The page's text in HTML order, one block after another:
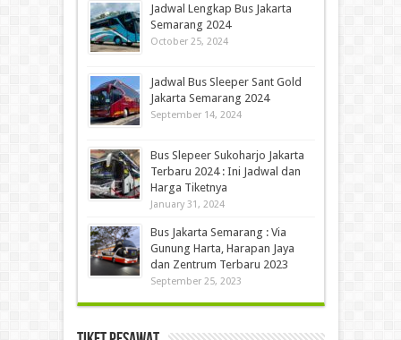
Jadwal Lengkap Bus Jakarta
Semarang 2024
October 25, 2024
Jadwal Bus Sleeper Sant Gold
Jakarta Semarang 2024
September 14, 2024
Bus Slepeer Sukoharjo Jakarta
Terbaru 2024 : Ini Jadwal dan
Harga Tiketnya
January 31, 2024
Bus Jakarta Semarang : Via
Gunung Harta, Harapan Jaya
dan Zentrum Terbaru 2023
September 25, 2023